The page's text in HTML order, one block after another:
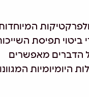
תפיסת
הדברים מאפשרים
היומיומיות